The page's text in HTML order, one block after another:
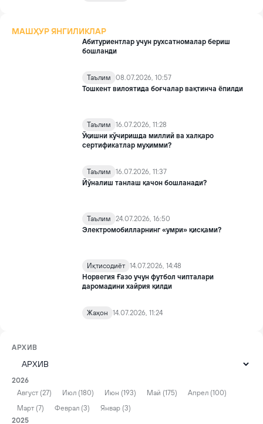
МАШҲУР ЯНГИЛИКЛАР
Абитуриентлар учун рухсатномалар бериш
бошланди
Таълим
08.07.2026, 10:57
Тошкент вилоятида боғчалар вақтинча ёпилди
Таълим
16.07.2026, 11:28
Ўқишни кўчиришда миллий ва халқаро
сертификатлар муҳимми?
Таълим
16.07.2026, 11:37
Йўналиш танлаш қачон бошланади?
Таълим
24.07.2026, 16:50
Электромобилларнинг «умри» қисқами?
Иқтисодиёт 14.07.2026, 14:48
Норвегия Ғазо учун футбол чипталари
даромадини хайрия қилди
Жаҳон 14.07.2026, 11:24
АРХИВ
2026
Август (27)
Июл (180) Июн (193) Май (175)
Апрел (100)
Март (7)
Феврал (3)
Январ (3)
2025